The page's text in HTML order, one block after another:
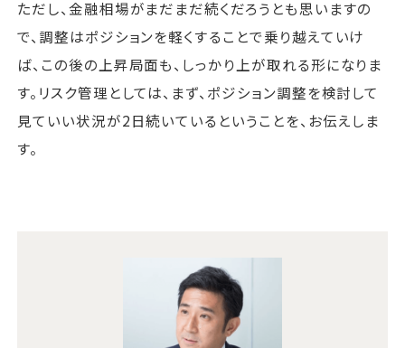
ただし、金融相場がまだまだ続くだろうとも思いますの
で、調整はポジションを軽くすることで乗り越えていけ
ば、この後の上昇局面も、しっかり上が取れる形になりま
す。リスク管理としては、まず、ポジション調整を検討して
見ていい状況が2日続いているということを、お伝えしま
す。